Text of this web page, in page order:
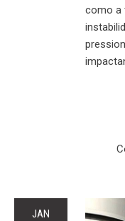
como a
JAN